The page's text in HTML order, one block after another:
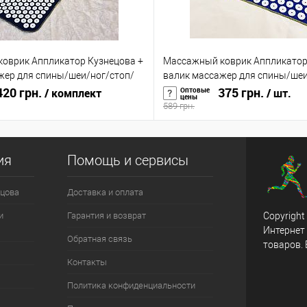
Аппликатор Кузнецова +
для спины/шеи/ног/стоп/
(n-0004)
грн. / комплект
Массажный коврик
валик массажер для спины/
головы/тела OSPORT (n-0002)
Оптовые
цены 375 грн. / шт.
589 грн.
Помощь и сервисы
Доставка и оплата
Гарантия и возврат
Обратная связь
Контакты
Политика конфиденциальности
Copyright
товаров.